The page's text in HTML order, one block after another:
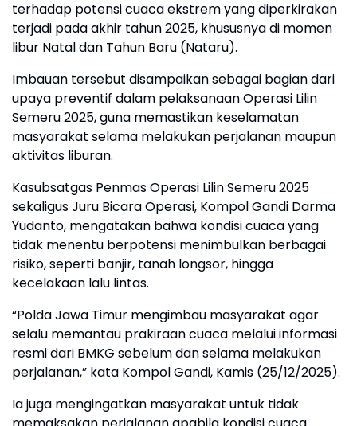
terhadap potensi cuaca ekstrem yang diperkirakan
terjadi pada akhir tahun 2025, khususnya di momen
libur Natal dan Tahun Baru (Nataru).
Imbauan tersebut disampaikan sebagai bagian dari
upaya preventif dalam pelaksanaan Operasi Lilin
Semeru 2025, guna memastikan keselamatan
masyarakat selama melakukan perjalanan maupun
aktivitas liburan.
Kasubsatgas Penmas Operasi Lilin Semeru 2025
sekaligus Juru Bicara Operasi, Kompol Gandi Darma
Yudanto, mengatakan bahwa kondisi cuaca yang
tidak menentu berpotensi menimbulkan berbagai
risiko, seperti banjir, tanah longsor, hingga
kecelakaan lalu lintas.
“Polda Jawa Timur mengimbau masyarakat agar
selalu memantau prakiraan cuaca melalui informasi
resmi dari BMKG sebelum dan selama melakukan
perjalanan,” kata Kompol Gandi, Kamis (25/12/2025).
Ia juga mengingatkan masyarakat untuk tidak